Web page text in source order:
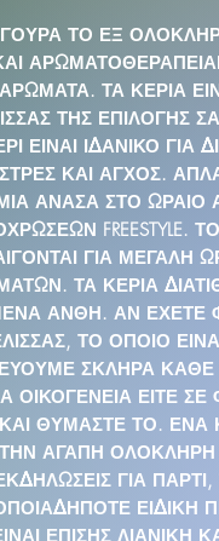
ΤΟ ΕΞ
ΤΑ ΚΕΡΙΑ
ΤΗΣ ΕΠΙΛΟΓΗΣ
ΕΙΝΑΙ ΙΔΑΝΙΚΟ ΓΙΑ
ΚΑΙ ΑΓΧΟΣ.
ΑΝΑΣΑ ΣΤΟ
FREESTYLE.
ΓΙΑ ΜΕΓΑΛΗ
ΤΑ ΚΕΡΙΑ
ΑΝΘΗ. ΑΝ ΕΧΕΤΕ
ΤΟ ΟΠΟΙΟ
ΣΚΛΗΡΑ ΚΑΘΕ
ΟΙΚΟΓΕΝΕΙΑ ΕΙΤΕ ΣΕ
ΘΥΜΑΣΤΕ ΤΟ. ΕΝΑ
ΤΗΝ ΑΓΑΠΗ
ΕΚΔΗΛΩΣΕΙΣ ΓΙΑ
ΕΙΔΙΚΗ
ΕΠΙΣΗΣ ΛΙΑΝΙΚΗ